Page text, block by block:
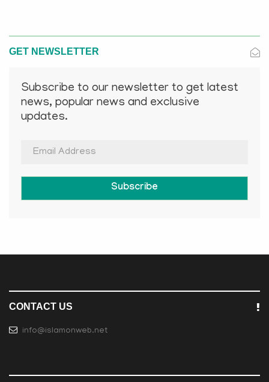
GET NEWSLETTER
Subscribe to our newsletter to get latest
news, popular news and exclusive
updates.
Subscribe
CONTACT US
info@islamonweb.net